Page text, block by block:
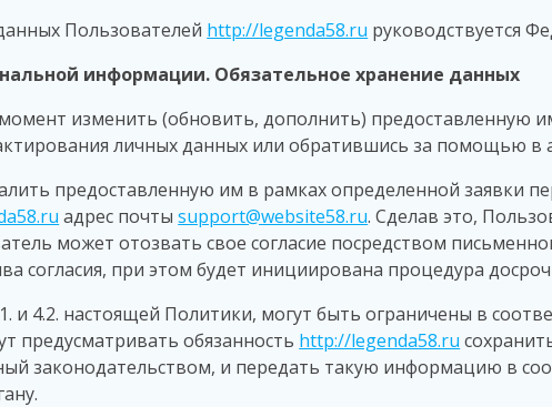
Пользователей http://legenda58.ru руководствуется
информации. Обязательное хранение данных
изменить (обновить, дополнить) предоставленную
личных данных или обратившись за помощью в
предоставленную им в рамках определенной заявки
адрес почтыsupport@website58.ru. Сделав это,
может отозвать свое согласие посредством
согласия, при этом будет инициирована процедура
и 4.2. настоящей Политики, могут быть ограничены в
предусматривать обязанность http://legenda58.ru
законодательством, и передать такую информацию в